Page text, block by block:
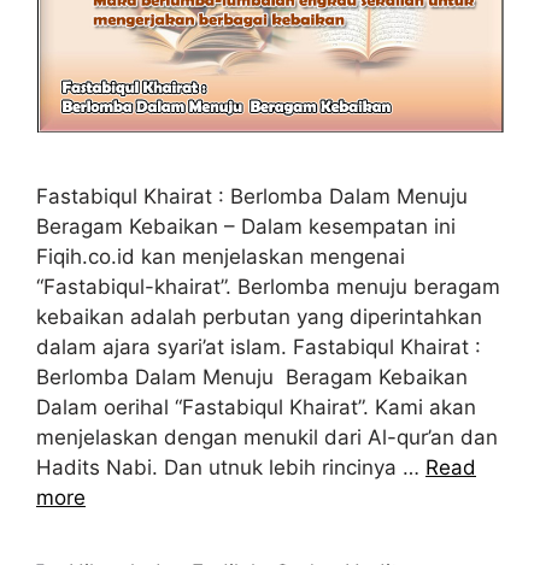
Fastabiqul Khairat : Berlomba Dalam Menuju
Beragam Kebaikan – Dalam kesempatan ini
Fiqih.co.id kan menjelaskan mengenai
“Fastabiqul-khairat”. Berlomba menuju beragam
kebaikan adalah perbutan yang diperintahkan
dalam ajara syari’at islam. Fastabiqul Khairat :
Berlomba Dalam Menuju Beragam Kebaikan
Dalam oerihal “Fastabiqul Khairat”. Kami akan
menjelaskan dengan menukil dari Al-qur’an dan
Hadits Nabi. Dan utnuk lebih rincinya … Read
more